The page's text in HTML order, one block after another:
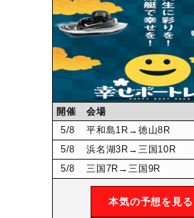
開催 会場
5/8 平和島1R →徳山8R
5/8 浜名湖3R →三国10R
5/8 三国7R →三国9R
本気の予想を見る